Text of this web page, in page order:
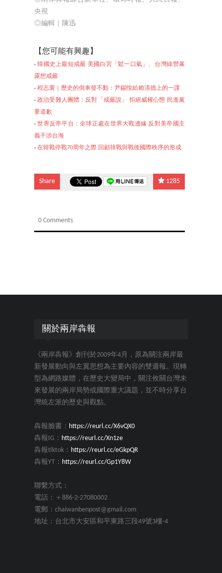
央視
◎編輯｜陳迅
【您可能有興趣】
‧韓國史上最短戒嚴 美國白宮「鬆一口氣」、台灣綠營暴
露想戒嚴
‧ 程志寰｜歷史的倒車發不動：尹錫悅給賴清德上的一課
‧ 政治受難人團體：反對「戒嚴說」 拒絕威權心態 民進黨
要道歉
‧世界反帝平台：全球正處在世界大戰邊緣 反對美帝國主
義干涉台海
‧ 在韓戰停戰70周年之 際 回顧韓戰與戰後國際秩序的形成
Share 1285
0 Comments
關於兩岸犇報
《兩岸犇報》創刊於2009年4月，原為關注兩岸最
新發展動向與左翼思想為主要內容的雙週報。現轉
型為網路媒體，在歷史大變局中，關注攸關台灣未
來發展的兩岸局勢或國際重大議題，並不時分享台
灣統左派的歷史與觀點。
犇報臉書： https://reurl.cc/X6vQX0
犇報IG： https://reurl.cc/Xn1ze
犇報tiktok： https://reurl.cc/eGkpQR
犇報YT： https://reurl.cc/Gp1Y8W
聯繫方式：
電話：＋886-2-27080002
電郵：chaiwanbenpost@gmail.com
地址：台北市大安區和平東路三段49號3樓-4